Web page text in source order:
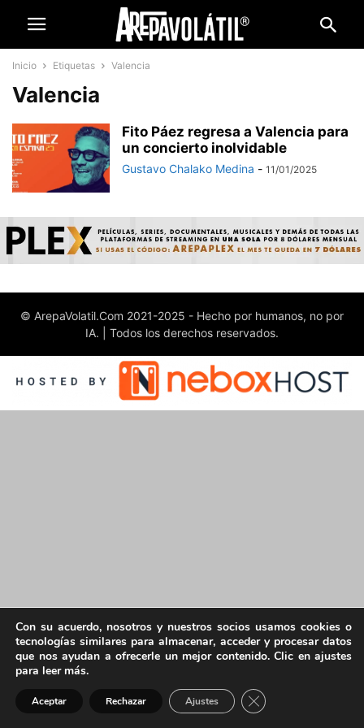
Inicio Etiquetas Valencia
Valencia
Fito Páez regresa a Valencia para
un concierto inolvidable
Gustavo Chalako Medina - 11/01/2025
© ArepaVolatil.Com 2021-2025 - Hecho por humanos, no por
IA. | Todos los derechos reservados.
Con su acuerdo, nosotros y nuestros socios usamos cookies o
tecnologías similares para almacenar, acceder y procesar datos
que nos ayudan a ofrecerle un mejor contenido. Clic en ajustes
para leer más.
Aceptar Rechazar Ajustes Cerrar el banner de